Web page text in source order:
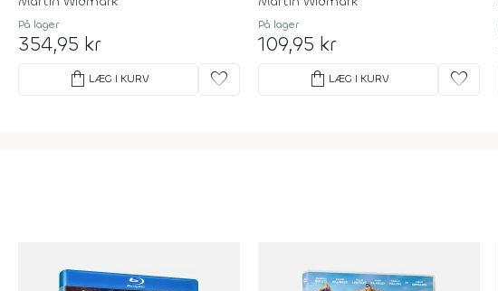
På lager
354,95 kr
shopping_bag LÆG I KURV favorite
På lager
109,95 kr
shopping_bag LÆG I KURV favorite